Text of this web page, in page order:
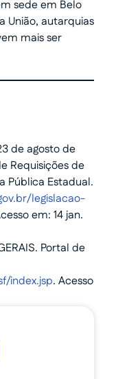
sede em Belo
União, autarquias
mais ser
de agosto de
Requisições de
Pública Estadual.
legislacao-
em: 14 jan.
Portal de
index.jsp. Acesso